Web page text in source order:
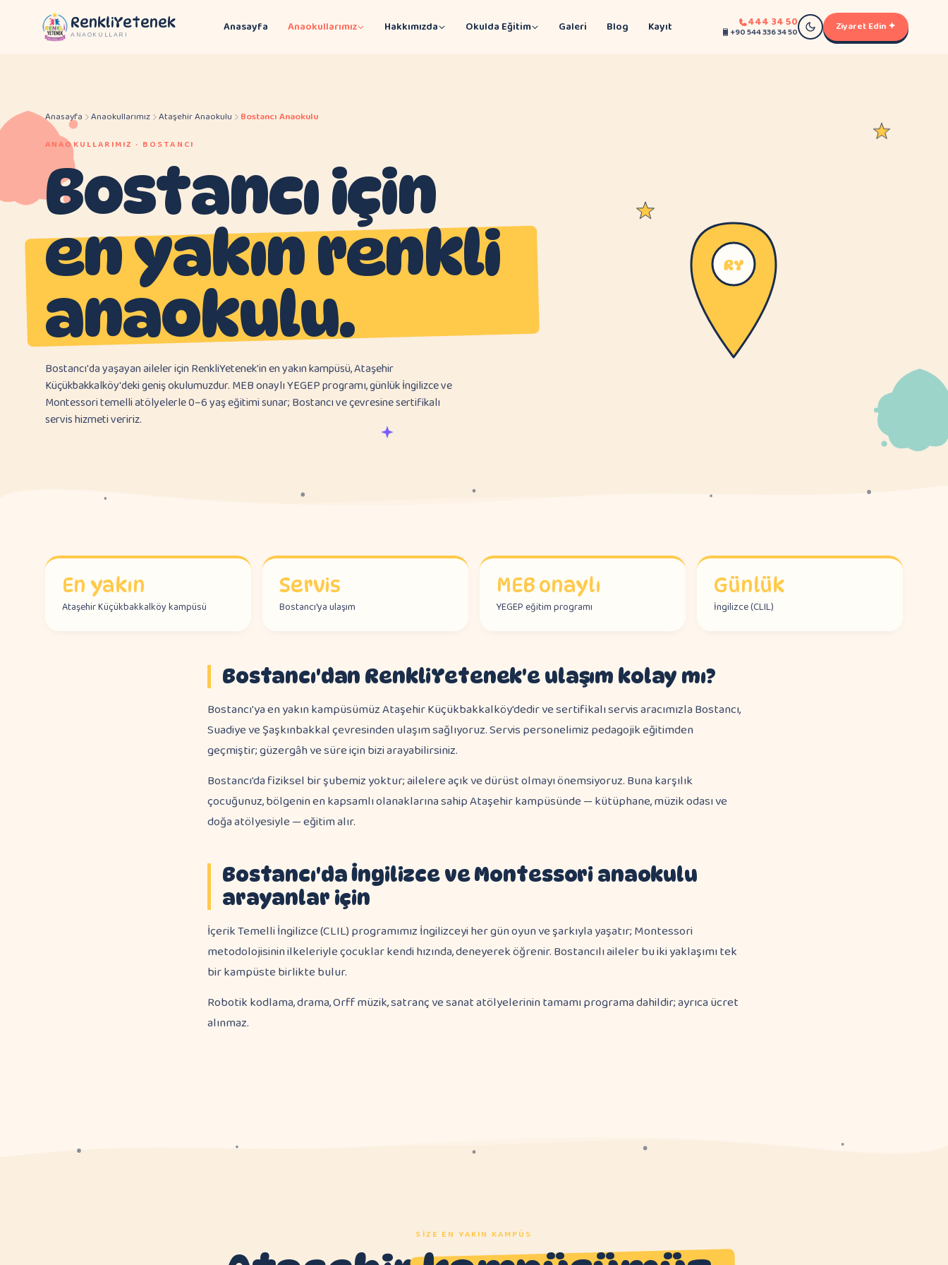
RenkliYetenek
ANAOKULLARI Anasayfa Anaokullarımız Hakkımızda Okulda Eğitim Galeri Blog Kayıt 444 34 50
+90 544 336 34 50 Ziyaret Edin ✦
Anasayfa Anaokullarımız Ataşehir Anaokulu Bostancı Anaokulu
ANAOKULLARIMIZ · BOSTANCI
Bostancı için
en yakın renkli
anaokulu.
Bostancı'da yaşayan aileler için RenkliYetenek'in en yakın kampüsü, Ataşehir
Küçükbakkalköy'deki geniş okulumuzdur. MEB onaylı YEGEP programı, günlük İngilizce ve
Montessori temelli atölyelerle 0–6 yaş eğitimi sunar; Bostancı ve çevresine sertifikalı
servis hizmeti veririz.
RY
En yakın
Ataşehir Küçükbakkalköy kampüsü
Servis
Bostancı'ya ulaşım
MEB onaylı
YEGEP eğitim programı
Günlük
İngilizce (CLIL)
Bostancı'dan RenkliYetenek'e ulaşım kolay mı?
Bostancı'ya en yakın kampüsümüz Ataşehir Küçükbakkalköy'dedir ve sertifikalı servis aracımızla Bostancı,
Suadiye ve Şaşkınbakkal çevresinden ulaşım sağlıyoruz. Servis personelimiz pedagojik eğitimden
geçmiştir; güzergâh ve süre için bizi arayabilirsiniz.
Bostancı'da fiziksel bir şubemiz yoktur; ailelere açık ve dürüst olmayı önemsiyoruz. Buna karşılık
çocuğunuz, bölgenin en kapsamlı olanaklarına sahip Ataşehir kampüsünde — kütüphane, müzik odası ve
doğa atölyesiyle — eğitim alır.
Bostancı'da İngilizce ve Montessori anaokulu
arayanlar için
İçerik Temelli İngilizce (CLIL) programımız İngilizceyi her gün oyun ve şarkıyla yaşatır; Montessori
metodolojisinin ilkeleriyle çocuklar kendi hızında, deneyerek öğrenir. Bostancılı aileler bu iki yaklaşımı tek
bir kampüste birlikte bulur.
Robotik kodlama, drama, Orff müzik, satranç ve sanat atölyelerinin tamamı programa dahildir; ayrıca ücret
alınmaz.
SIZE EN YAKIN KAMPÜS